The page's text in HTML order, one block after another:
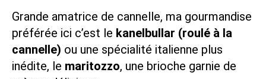
Grande amatrice de cannelle, ma gourmandise
préférée ici c’est le kanelbullar (roulé à la
cannelle) ou une spécialité italienne plus
inédite, le maritozzo, une brioche garnie de